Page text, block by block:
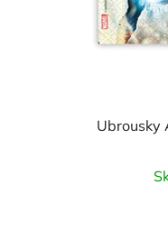
Ubrousky